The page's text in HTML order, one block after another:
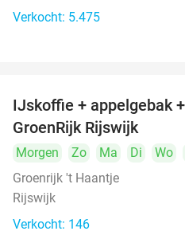
Verkocht: 5.475
IJskoffie + appelgebak
GroenRijk Rijswijk
Morgen Zo Ma Di Wo
Groenrijk 't Haantje
Rijswijk
Verkocht: 146